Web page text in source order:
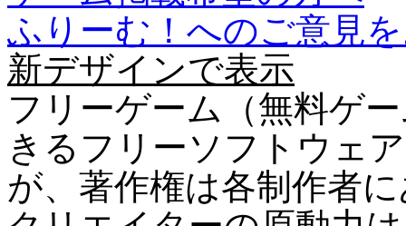
ふりーむ！へのご意見
新デザインで表示
フリーゲーム（無料ゲ
きるフリーソフトウェ
が、著作権は各制作者